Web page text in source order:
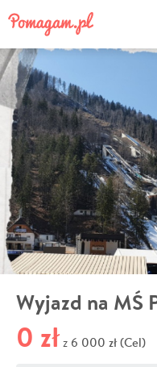
Wyjazd na MŚ
0 zł z 6 000 zł (Cel)